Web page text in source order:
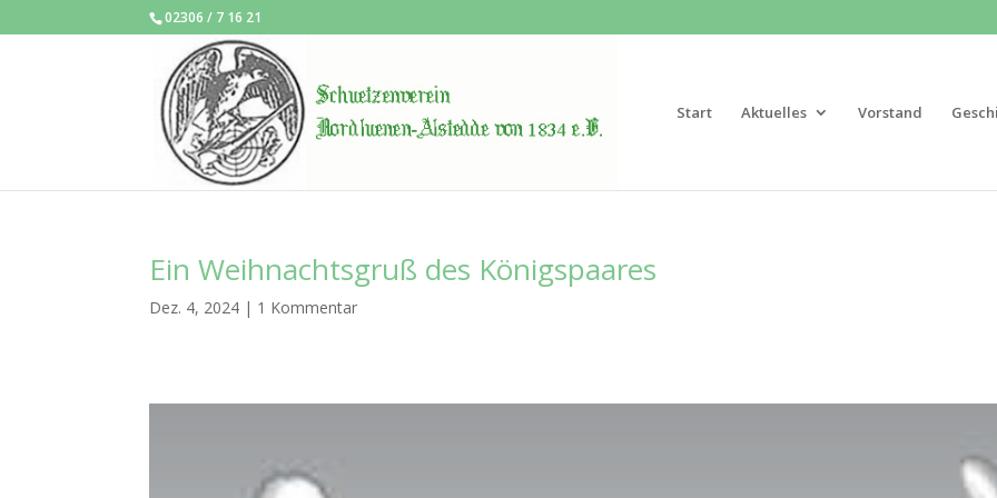
02306 / 7 16 21
Start Aktuelles Vorstand
Ein Weihnachtsgruß des Königspaares
Dez. 4, 2024 | 1 Kommentar